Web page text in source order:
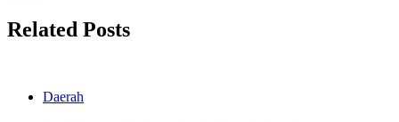
Related Posts
Daerah